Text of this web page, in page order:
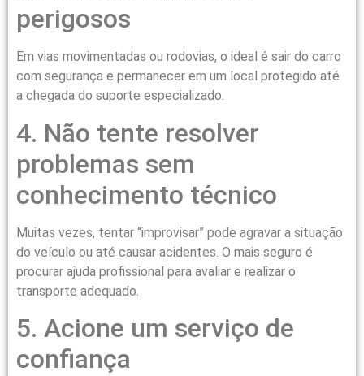
perigosos
Em vias movimentadas ou rodovias, o ideal é sair do carro
com segurança e permanecer em um local protegido até
a chegada do suporte especializado.
4. Não tente resolver
problemas sem
conhecimento técnico
Muitas vezes, tentar “improvisar” pode agravar a situação
do veículo ou até causar acidentes. O mais seguro é
procurar ajuda profissional para avaliar e realizar o
transporte adequado.
5. Acione um serviço de
confiança